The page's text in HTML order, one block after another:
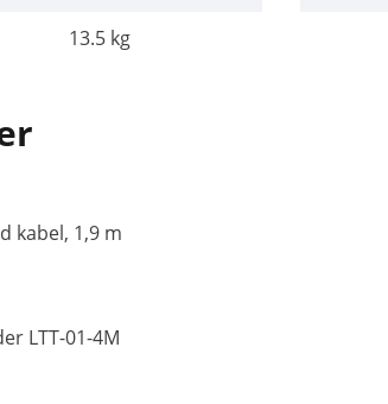
13.5 kg
kabel, 1,9 m
LTT-01-4M